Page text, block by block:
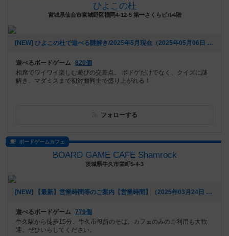
ひよこの杜
宮城県仙台市宮城野区榴岡4-12-5 第一さくらビル4階
[NEW] ひよこの杜で遊べる謎解き/2025年5月現在（2025年05月06日 14時03分）
遊べるボードゲーム 820個
相席でワイワイ楽しむ遊びの交差点。 ボドゲだけでなく、クイズに謎
解き、マダミスまで初対面同士で盛り上がれる！
フォローする
ボードゲームカフェ
BOARD GAME CAFE Shamrock
茨城県牛久市栄町5-4-3
[NEW] 【最新】営業時間等のご案内【営業時間】（2025年03月24日 13時02分）
遊べるボードゲーム 779個
牛久駅から徒歩15分、牛久市役所のそば。カフェのみのご利用も大歓
迎。ぜひいらしてください。